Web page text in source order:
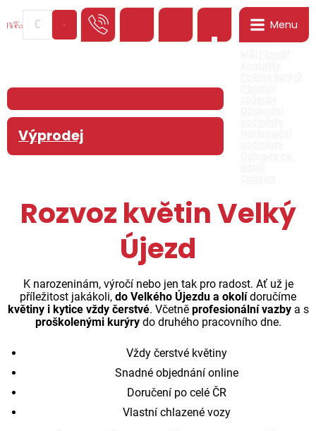
Menu
Výprodej
Rozvoz květin Velký
Újezd
K narozeninám, výročí nebo jen tak pro radost. Ať už je
příležitost jakákoli, do Velkého Újezdu a okolídoručíme
květiny i kytice vždy čerstvé. Včetně profesionální vazbya s
proškolenými kurýrydo druhého pracovního dne.
Vždy čerstvé květiny
Snadné objednání online
Doručení po celé ČR
Vlastní chlazené vozy